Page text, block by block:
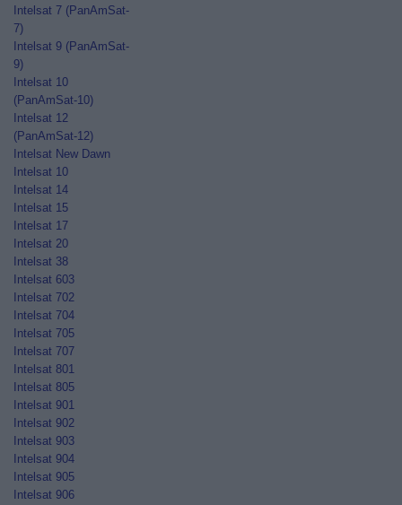
Intelsat 7 (PanAmSat-
7)
Intelsat 9 (PanAmSat-
9)
Intelsat 10
(PanAmSat-10)
Intelsat 12
(PanAmSat-12)
Intelsat New Dawn
Intelsat 10
Intelsat 14
Intelsat 15
Intelsat 17
Intelsat 20
Intelsat 38
Intelsat 603
Intelsat 702
Intelsat 704
Intelsat 705
Intelsat 707
Intelsat 801
Intelsat 805
Intelsat 901
Intelsat 902
Intelsat 903
Intelsat 904
Intelsat 905
Intelsat 906